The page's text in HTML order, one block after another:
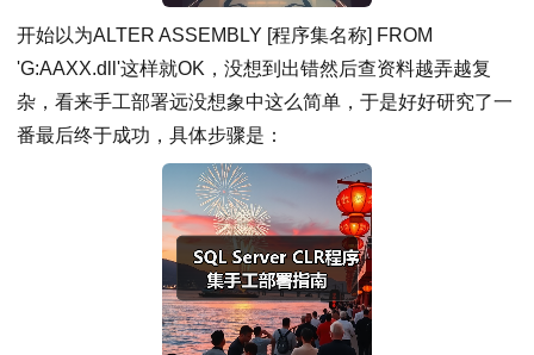
开始以为ALTER ASSEMBLY [程序集名称] FROM
'G:AAXX.dll'这样就OK，没想到出错然后查资料越弄越复
杂，看来手工部署远没想象中这么简单，于是好好研究了一
番最后终于成功，具体步骤是：